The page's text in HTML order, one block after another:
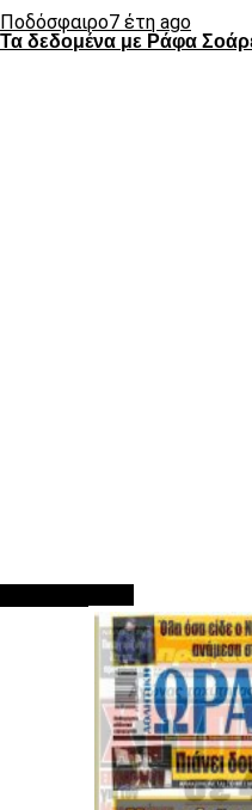
Ποδόσφαιρο7 έτη ago
Τα δεδομένα με Ράφα